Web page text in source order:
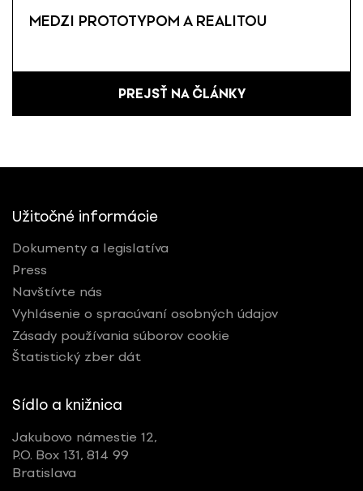
MEDZI PROTOTYPOM A REALITOU
PREJSŤ NA ČLÁNKY
Užitočné informácie
Dokumenty a legislatíva
Press
Navštívte nás
Vyhlásenie o spracúvaní osobných údajov
Zásady používania súborov cookie
Štatistický zber dát
Sídlo a knižnica
Jakubovo námestie 12,
P.O. Box 131, 814 99
Bratislava